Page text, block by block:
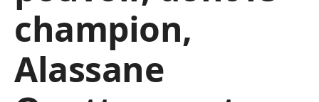
champion,
Alassane